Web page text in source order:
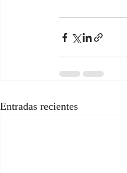
Entradas recientes